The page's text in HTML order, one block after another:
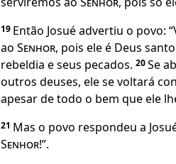
19 Então Josué advertiu o povo:
ao Senhor, pois ele é Deus
rebeldia e seus pecados. 20Se
outros deuses, ele se voltará
apesar de todo o bem que ele
21 Mas o povo respondeu a
Senhor!”.